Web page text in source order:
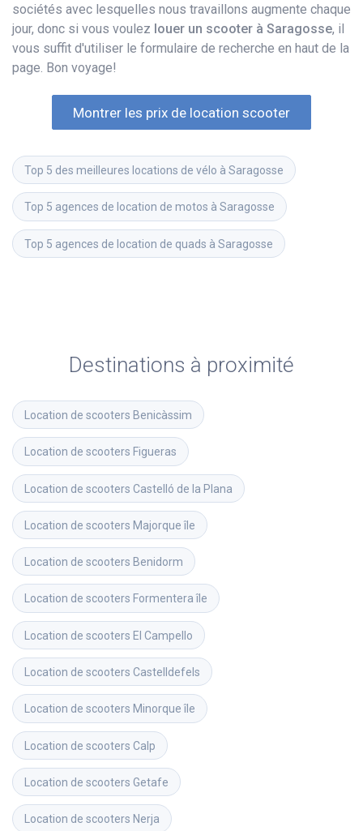
sociétés avec lesquelles nous travaillons augmente chaque
jour, donc si vous voulez louer un scooter à Saragosse, il
vous suffit d'utiliser le formulaire de recherche en haut de la
page. Bon voyage!
Montrer les prix de location scooter
Top 5 des meilleures locations de vélo à Saragosse
Top 5 agences de location de motos à Saragosse
Top 5 agences de location de quads à Saragosse
Destinations à proximité
Location de scooters Benicàssim
Location de scooters Figueras
Location de scooters Castelló de la Plana
Location de scooters Majorque île
Location de scooters Benidorm
Location de scooters Formentera île
Location de scooters El Campello
Location de scooters Castelldefels
Location de scooters Minorque île
Location de scooters Calp
Location de scooters Getafe
Location de scooters Nerja